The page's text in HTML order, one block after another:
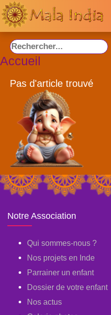
Accueil
Pas d'article trouvé
Notre Association
Qui sommes-nous ?
Nos projets en Inde
Parrainer un enfant
Dossier de votre enfant
Nos actus